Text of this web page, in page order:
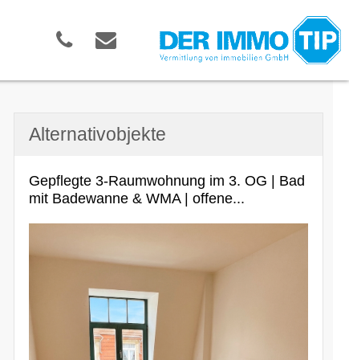
Alternativobjekte
Gepflegte 3-Raumwohnung im 3. OG | Bad
mit Badewanne & WMA | offene...